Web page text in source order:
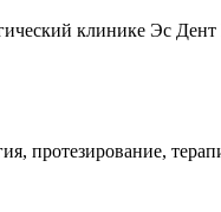
клинике Эс
протезирование,